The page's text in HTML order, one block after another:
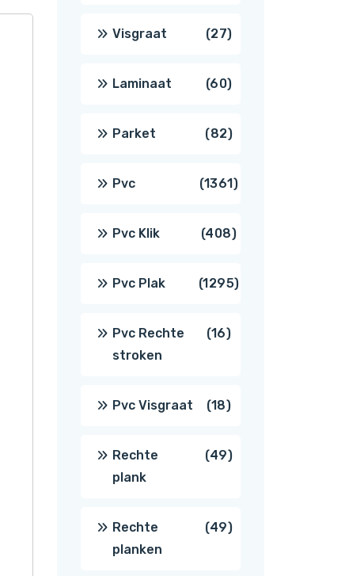
producten
Visgraat 2727
producten
Laminaat 6060
producten
Parket 8282
producten
Pvc 13611361
producten
Pvc Klik 408408
producten
Pvc Plak 12951295
Pvc Rechte
stroken
1616
Pvc Visgraat 1818
producten
Rechte
plank
4949
Rechte
planken
4949